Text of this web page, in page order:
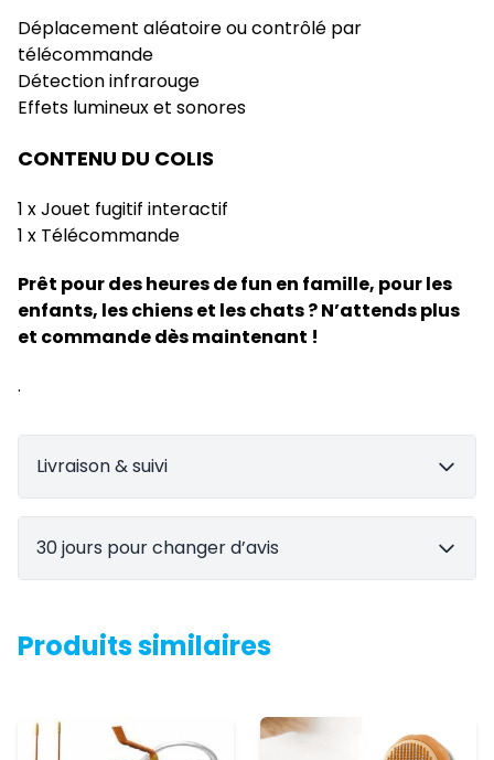
Déplacement aléatoire ou contrôlé par
télécommande
Détection infrarouge
Effets lumineux et sonores
CONTENU DU COLIS
1 x Jouet fugitif interactif
1 x Télécommande
Prêt pour des heures de fun en famille, pour les
enfants, les chiens et les chats ? N’attends plus
et commande dès maintenant !
.
Livraison & suivi
30 jours pour changer d’avis
Produits similaires